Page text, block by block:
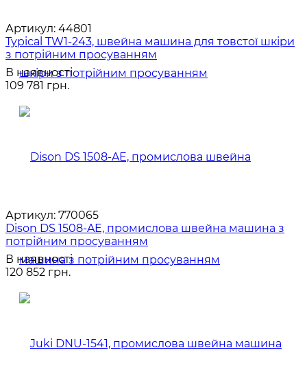
Артикул: 44801
Typical TW1-243, швейна машина для товстої шкіри
з потрійним просуванням
В наявності
109 781 грн.
Артикул: 770065
Dison DS 1508-AE, промислова швейна машина з
потрійним просуванням
В наявності
120 852 грн.